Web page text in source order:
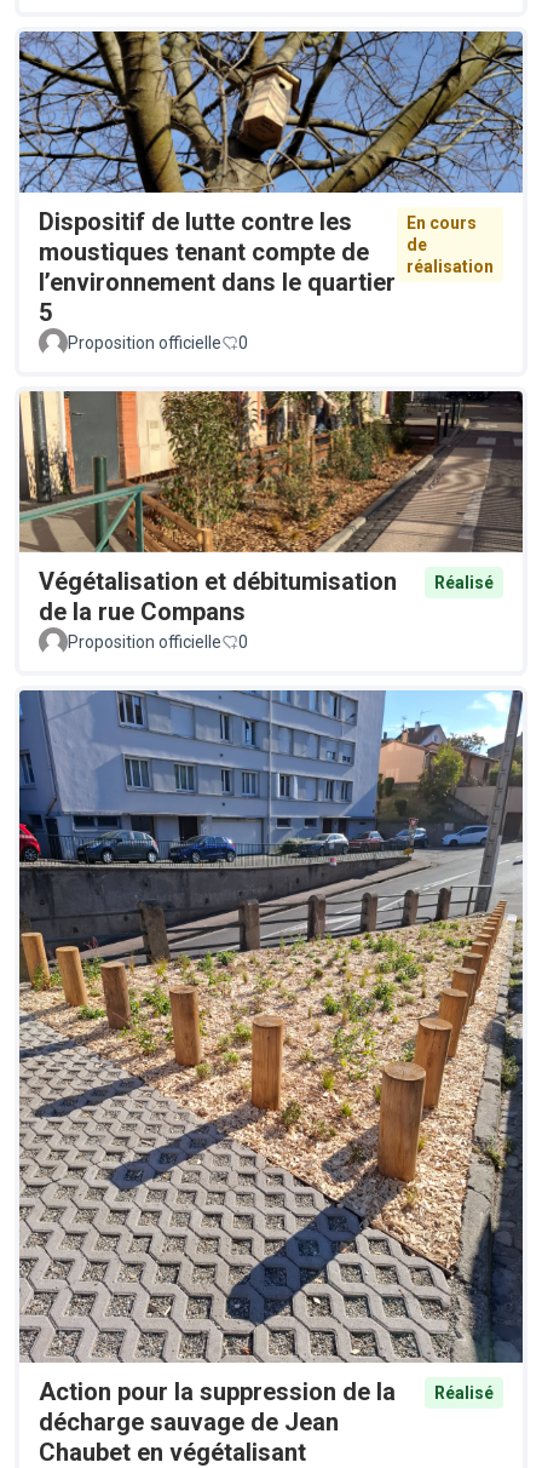
Dispositif de lutte contre les
moustiques tenant compte de
l’environnement dans le quartier
5
En cours
de
réalisation
Proposition officielle 0
Végétalisation et débitumisation
de la rue Compans
Réalisé
Proposition officielle 0
Action pour la suppression de la
décharge sauvage de Jean
Chaubet en végétalisant
Réalisé